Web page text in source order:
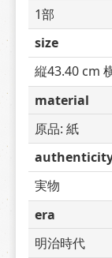
1部
size
縦43.40 cm
material
原品: 紙
実物
era
明治時代